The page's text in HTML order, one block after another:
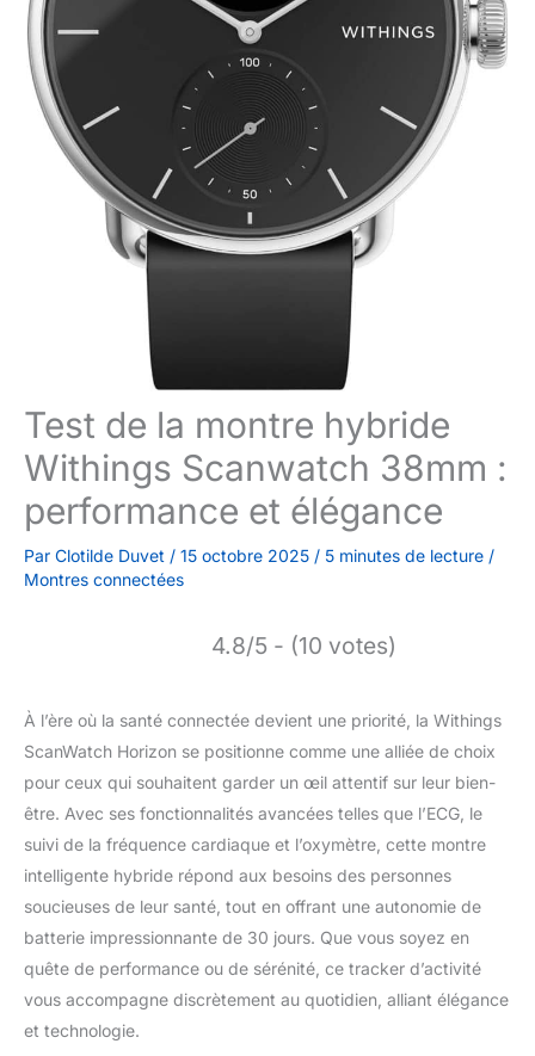
Test de la montre hybride
Withings Scanwatch 38mm :
performance et élégance
Par Clotilde Duvet / 15 octobre 2025 / 5 minutes de lecture /
Montres connectées
4.8/5 - (10 votes)
À l’ère où la santé connectée devient une priorité, la Withings
ScanWatch Horizon se positionne comme une alliée de choix
pour ceux qui souhaitent garder un œil attentif sur leur bien-
être. Avec ses fonctionnalités avancées telles que l’ECG, le
suivi de la fréquence cardiaque et l’oxymètre, cette montre
intelligente hybride répond aux besoins des personnes
soucieuses de leur santé, tout en offrant une autonomie de
batterie impressionnante de 30 jours. Que vous soyez en
quête de performance ou de sérénité, ce tracker d’activité
vous accompagne discrètement au quotidien, alliant élégance
et technologie.